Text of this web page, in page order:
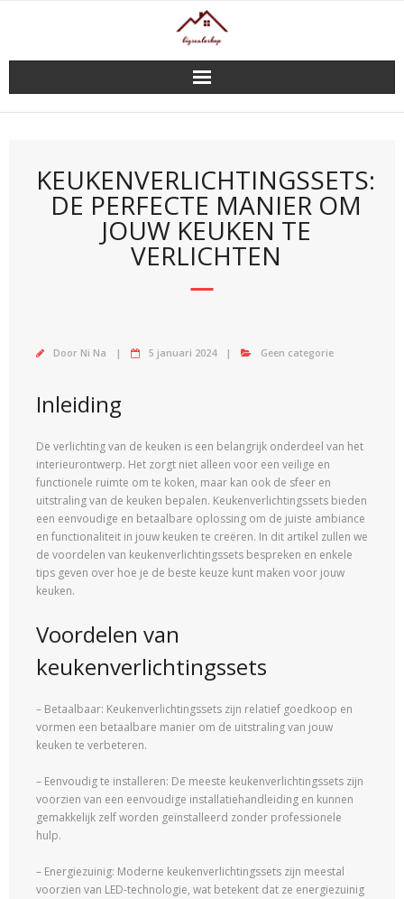
KEUKENVERLICHTINGSSETS:
DE PERFECTE MANIER OM
JOUW KEUKEN TE
VERLICHTEN
Door Ni Na 5 januari 2024 Geen categorie
Inleiding
De verlichting van de keuken is een belangrijk onderdeel van het
interieurontwerp. Het zorgt niet alleen voor een veilige en
functionele ruimte om te koken, maar kan ook de sfeer en
uitstraling van de keuken bepalen. Keukenverlichtingssets bieden
een eenvoudige en betaalbare oplossing om de juiste ambiance
en functionaliteit in jouw keuken te creëren. In dit artikel zullen we
de voordelen van keukenverlichtingssets bespreken en enkele
tips geven over hoe je de beste keuze kunt maken voor jouw
keuken.
Voordelen van
keukenverlichtingssets
– Betaalbaar: Keukenverlichtingssets zijn relatief goedkoop en
vormen een betaalbare manier om de uitstraling van jouw
keuken te verbeteren.
– Eenvoudig te installeren: De meeste keukenverlichtingssets zijn
voorzien van een eenvoudige installatiehandleiding en kunnen
gemakkelijk zelf worden geïnstalleerd zonder professionele
hulp.
– Energiezuinig: Moderne keukenverlichtingssets zijn meestal
voorzien van LED-technologie, wat betekent dat ze energiezuinig